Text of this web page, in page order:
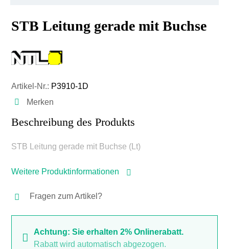
STB Leitung gerade mit Buchse
Artikel-Nr.: P3910-1D
Merken
Beschreibung des Produkts
STB Leitung gerade mit Buchse (Lt)
Weitere Produktinformationen
Fragen zum Artikel?
Achtung: Sie erhalten 2% Onlinerabatt.
Rabatt wird automatisch abgezogen.